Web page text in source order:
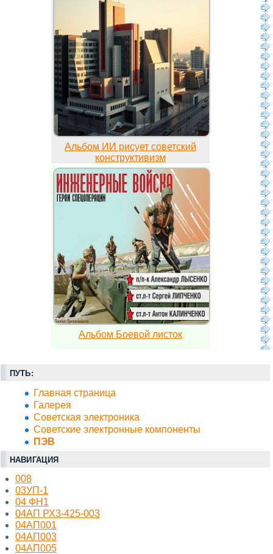
Альбом ИИ рисует советский
конструктивизм
Альбом Боевой листок
ПУТЬ:
Главная страница
Галерея
Советская электроника
Советские электронные компоненты
ПЭВ
НАВИГАЦИЯ
008
03УП-1
04 ФН1
04АП РХ3-425-003
04АП001
04АП003
04АП005